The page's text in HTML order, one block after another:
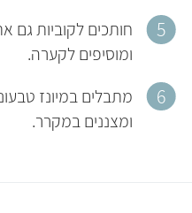
חותכים לקוביות גם
ומוסיפים לקערה.
מתבלים במיונז
ומצננים במקרר.